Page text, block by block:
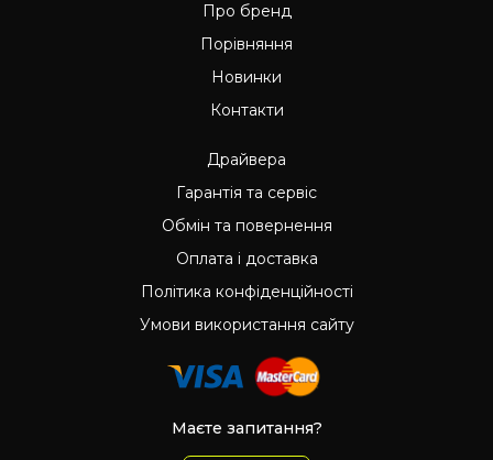
Про бренд
Порівняння
Новинки
Контакти
Драйвера
Гарантія та сервіс
Обмін та повернення
Оплата і доставка
Політика конфіденційності
Умови використання сайту
Маєте запитання?